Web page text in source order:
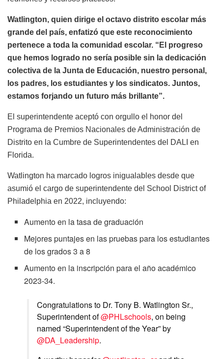
Watlington, quien dirige el octavo distrito escolar más
grande del país, enfatizó que este reconocimiento
pertenece a toda la comunidad escolar. “El progreso
que hemos logrado no sería posible sin la dedicación
colectiva de la Junta de Educación, nuestro personal,
los padres, los estudiantes y los sindicatos. Juntos,
estamos forjando un futuro más brillante”.
El superintendente aceptó con orgullo el honor del
Programa de Premios Nacionales de Administración de
Distrito en la Cumbre de Superintendentes del DALI en
Florida.
Watlington ha marcado logros inigualables desde que
asumió el cargo de superintendente del School District of
Philadelphia en 2022, incluyendo:
Aumento en la tasa de graduación
Mejores puntajes en las pruebas para los estudiantes
de los grados 3 a 8
Aumento en la inscripción para el año académico
2023-34.
Congratulations to Dr. Tony B. Watlington Sr.,
Superintendent of@PHLschools, on being
named “Superintendent of the Year” by
@DA_Leadership.